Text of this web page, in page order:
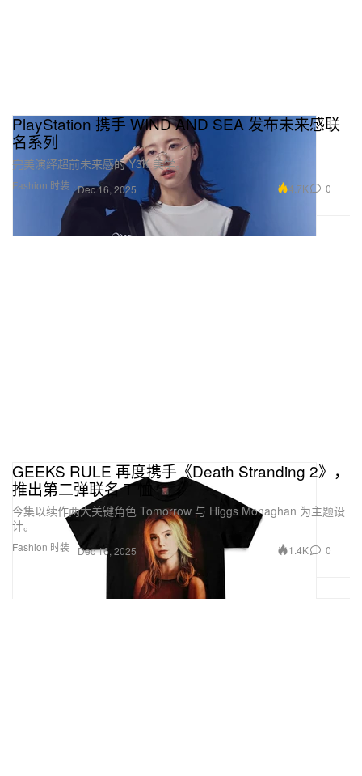
Fashion 时装
PlayStation 携手 WIND AND SEA 发布未来感联
名系列
完美演绎超前未来感的 Y3K 美学。
Dec 16, 2025 4.7K 0
Fashion 时装
GEEKS RULE 再度携手《Death Stranding 2》，
推出第二弹联名 T 恤
今集以续作两大关键角色 Tomorrow 与 Higgs Monaghan 为主题设
计。
Dec 16, 2025 1.4K 0